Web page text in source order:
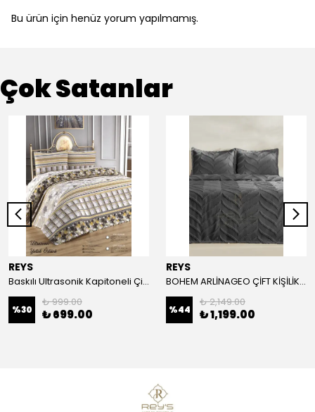
Bu ürün için henüz yorum yapılmamış.
Çok Satanlar
REYS
Baskılı Ultrasonik Kapitoneli Çift Kişilik Yatak Örtüsü
%30
₺ 999.00
₺ 699.00
REYS
BOHEM ARLİNAGEO ÇİFT KİŞİLİK YATAK ÖRTÜSÜ TAKIMI 230x240 - ANTRASİT -
%44
₺ 2,149.00
₺ 1,199.00